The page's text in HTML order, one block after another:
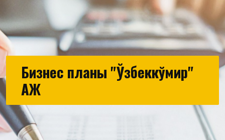
Бизнес планы "Ўзбеккўмир"
АЖ